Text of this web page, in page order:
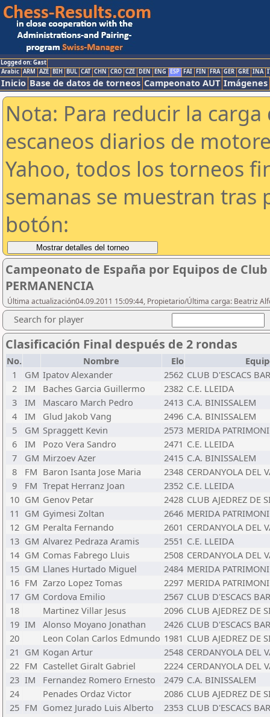
Logged on: Gast
Arabic ARM AZE BIH BUL CAT CHN CRO CZE DEN ENG ESP FAI FIN FRA GER GRE INA
Inicio Base de datos de torneos Campeonato AUT Imágenes
Nota: Para reducir la
escaneos diarios de
Yahoo, todos los torneos
semanas se muestran tras
botón:
Campeonato de España por Equipos de Club
PERMANENCIA
Última actualización04.09.2011 15:09:44, Propietario/Última carga: Beatriz
Search for player
Clasificación Final después de 2 rondas
No. Nombre Elo
1
GM Ipatov Alexander 2562 CLUB D'ESCACS
2
IM Baches Garcia Guillermo 2382 C.E. LLEIDA
3
IM Mascaro March Pedro 2413 C.A. BINISSALEM
4
IM Glud Jakob Vang 2496 C.A. BINISSALEM
5
GM Spraggett Kevin 2573 MERIDA
6
IM Pozo Vera Sandro 2471 C.E. LLEIDA
7
GM Mirzoev Azer 2415 C.A. BINISSALEM
8
FM Baron Isanta Jose Maria 2348 CERDANYOLA DEL
9
FM Trepat Herranz Joan 2352 C.E. LLEIDA
10 GM Genov Petar 2428 CLUB AJEDREZ DE
11 GM Gyimesi Zoltan 2646 MERIDA
12 GM Peralta Fernando 2601 CERDANYOLA DEL
13 GM Alvarez Pedraza Aramis 2551 C.E. LLEIDA
14 GM Comas Fabrego Lluis 2508 CERDANYOLA DEL
15 GM Llanes Hurtado Miguel 2484 MERIDA
16 FM Zarzo Lopez Tomas 2297 MERIDA
17 GM Cordova Emilio 2567 CLUB D'ESCACS
18
Martinez Villar Jesus 2096 CLUB AJEDREZ DE
19 IM Alonso Moyano Jonathan 2426 CLUB D'ESCACS
20
Leon Colan Carlos Edmundo 1981 CLUB AJEDREZ DE
21 GM Kogan Artur 2548 CERDANYOLA DEL
22 FM Castellet Giralt Gabriel 2224 CERDANYOLA DEL
23 IM Fernandez Romero Ernesto 2479 C.A. BINISSALEM
24
Penades Ordaz Victor 2086 CLUB AJEDREZ DE
25 FM Gomez Jurado Luis Alberto 2353 CLUB D'ESCACS